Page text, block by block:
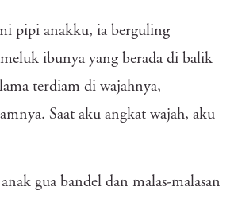
pipi anakku, ia berguling
ibunya yang berada di balik
terdiam di wajahnya,
Saat aku angkat wajah, aku
gua bandel dan malas-malasan